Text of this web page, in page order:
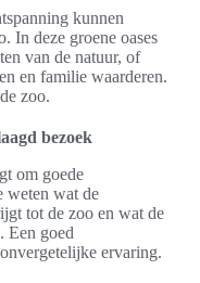
kunnen
In deze groene oases
van de natuur, of
en familie waarderen.
zoo.
bezoek
om goede
weten wat de
tot de zoo en wat de
Een goed
ervaring.